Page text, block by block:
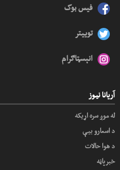
فیس بوک
توییتر
انېسټاګرام
آریانا نیوز
له موږ سره اړیکه
د اسعارو بیې
د هوا حالات
خبرپاڼه